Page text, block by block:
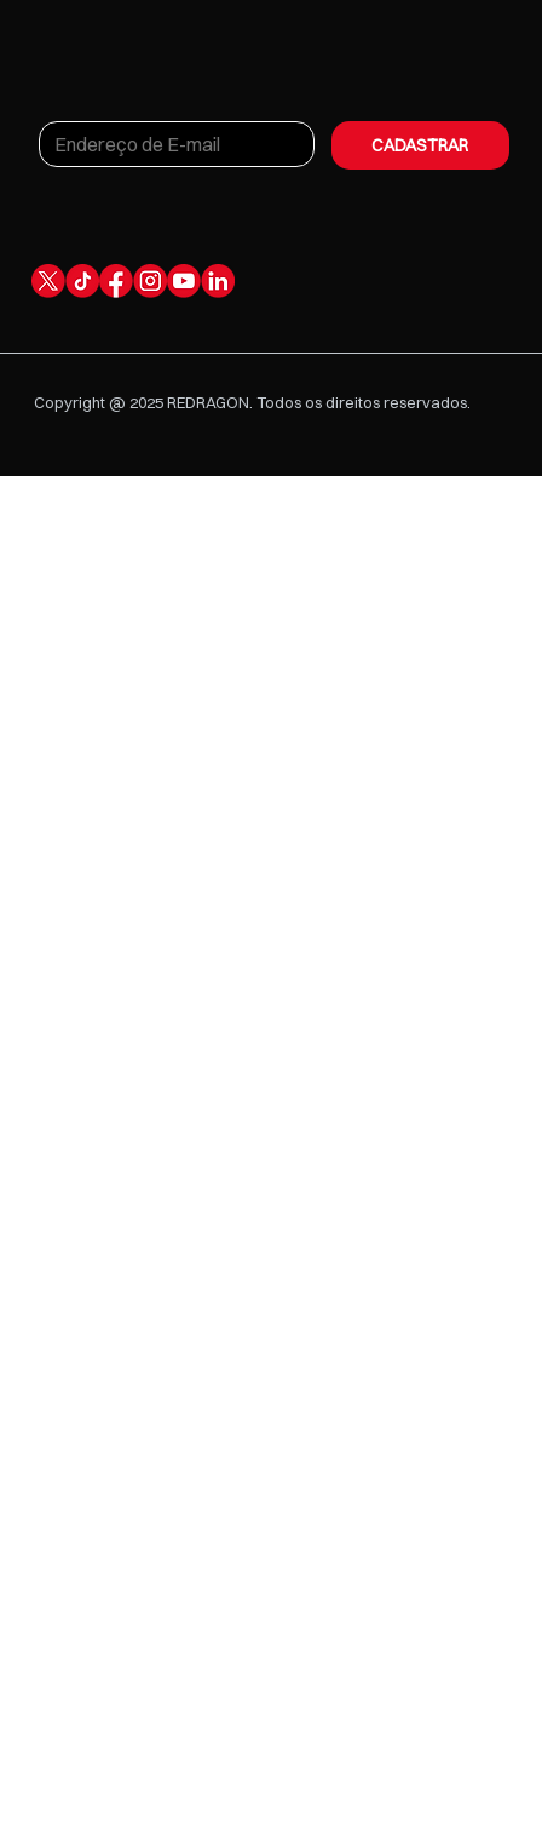
CADASTRAR
Copyright @ 2025 REDRAGON. Todos os direitos reservados.